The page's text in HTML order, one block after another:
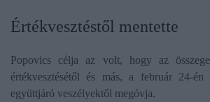
Értékvesztéstől mentette
Popovics célja az volt, hogy az
értékvesztésétől és más, a február 24-én
együttjáró veszélyektől megóvja.